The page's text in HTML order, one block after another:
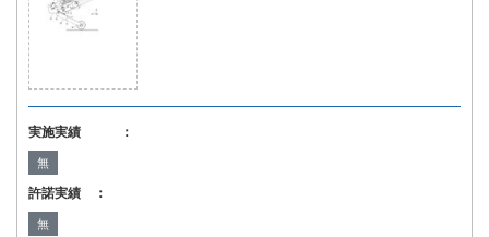
実施実績 ：
無
許諾実績 ：
無